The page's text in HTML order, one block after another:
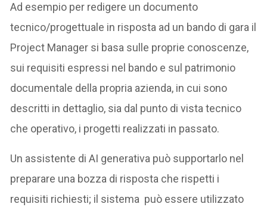
Ad esempio per redigere un documento
tecnico/progettuale in risposta ad un bando di gara il
Project Manager si basa sulle proprie conoscenze,
sui requisiti espressi nel bando e sul patrimonio
documentale della propria azienda, in cui sono
descritti in dettaglio, sia dal punto di vista tecnico
che operativo, i progetti realizzati in passato.
Un assistente di AI generativa può supportarlo nel
preparare una bozza di risposta che rispetti i
requisiti richiesti; il sistema può essere utilizzato